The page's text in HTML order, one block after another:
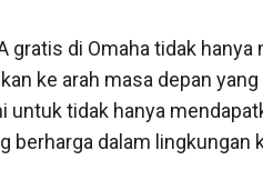
gratis di Omaha tidak
ke arah masa depan
untuk tidak hanya
berharga dalam lingkungan